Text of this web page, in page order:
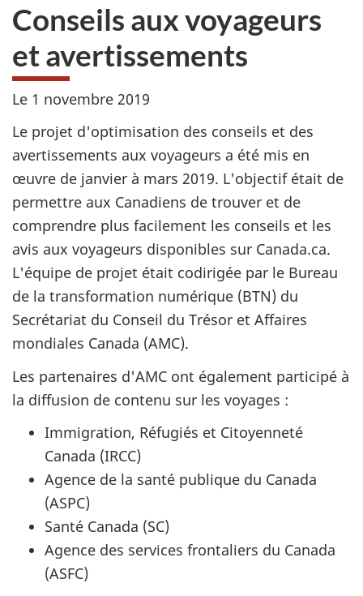
Conseils aux voyageurs
et avertissements
Le 1 novembre 2019
Le projet d'optimisation des conseils et des
avertissements aux voyageurs a été mis en
œuvre de janvier à mars 2019. L'objectif était de
permettre aux Canadiens de trouver et de
comprendre plus facilement les conseils et les
avis aux voyageurs disponibles sur Canada.ca.
L'équipe de projet était codirigée par le Bureau
de la transformation numérique (BTN) du
Secrétariat du Conseil du Trésor et Affaires
mondiales Canada (AMC).
Les partenaires d'AMC ont également participé à
la diffusion de contenu sur les voyages :
Immigration, Réfugiés et Citoyenneté
Canada (IRCC)
Agence de la santé publique du Canada
(ASPC)
Santé Canada (SC)
Agence des services frontaliers du Canada
(ASFC)